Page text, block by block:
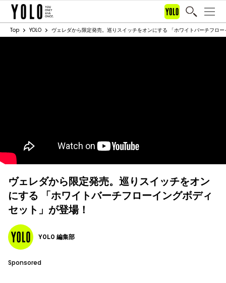
Top YOLO ヴェレダから限定発売。巡りスイッチをオンにする 「ホワイトバーチフロ
ヴェレダから限定発売。巡りスイッチをオン
にする 「ホワイトバーチフローイングボディ
セット」が登場！
YOLO 編集部
Sponsored